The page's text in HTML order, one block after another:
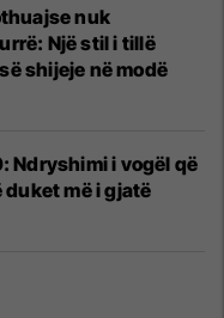
nuk
Një stil i tillë
shijeje në modë
Ndryshimi i vogël që
më i gjatë